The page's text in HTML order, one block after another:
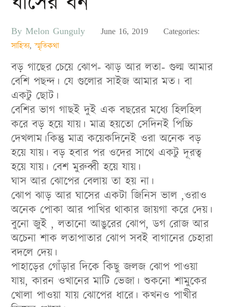
ByMelon Gunguly
Posted
June 16, 2019
Categories:
সাহিত্য,স্মৃতিকথা
বড় গাছের চেয়ে ঝোপ- ঝাড় আর লতা- গুল্ম আমার
বেশি পছন্দ। যে গুলোর সাইজ আমার মত। বা
একটু ছোট।
বেশির ভাগ গাছই দুই এক বছরের মধ্যে হিলহিল
করে বড় হয়ে যায়। মাত্র হয়তো সেদিনই পিচ্চি
দেখলাম।কিন্তু মাত্র কয়েকদিনেই ওরা অনেক বড়
হয়ে যায়। বড় হবার পর ওদের সাথে একটু দূরত্ব
হয়ে যায়। বেশ মুরুব্বী হয়ে যায়।
ঘাস আর ঝোপের বেলায় তা হয় না।
ঝোপ ঝাড় আর ঘাসের একটা জিনিস ভাল ,ওরাও
অনেক পোকা আর পাখির থাকার জায়গা করে দেয়।
বুনো জুই , লতানো আঙুরের ঝোপ, ডগ রোজ আর
অচেনা শাক লতাপাতার ঝোপ সবই বাগানের চেহারা
বদলে দেয়।
পাহাড়ের গোঁড়ার দিকে কিছু জলজ ঝোপ পাওয়া
যায়, কারন ওখানের মাটি ভেজা। শুকনো শামুকের
খোলা পাওয়া যায় ঝোপের ধারে। কখনও পাখীর